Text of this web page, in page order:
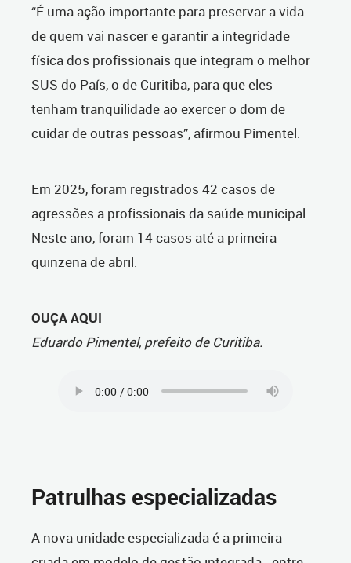
“É uma ação importante para preservar a vida
de quem vai nascer e garantir a integridade
física dos profissionais que integram o melhor
SUS do País, o de Curitiba, para que eles
tenham tranquilidade ao exercer o dom de
cuidar de outras pessoas”, afirmou Pimentel.
Em 2025, foram registrados 42 casos de
agressões a profissionais da saúde municipal.
Neste ano, foram 14 casos até a primeira
quinzena de abril.
OUÇA AQUI
Eduardo Pimentel, prefeito de Curitiba.
Patrulhas especializadas
A nova unidade especializada é a primeira